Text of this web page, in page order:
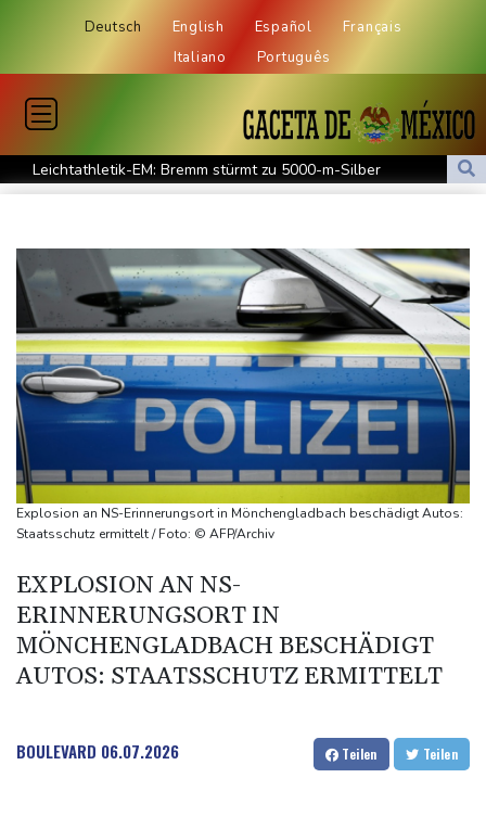
Deutsch English Español
Français
Italiano
Português
Leichtathletik-EM: Bremm stürmt zu 5000-m-Silber
Russische Anti-Kriegs-Partei Jabloko von Parlamentswahl
Tränen bei Lückenkemper: Aus im Halbfinale
30 Jahre nach Mord an Tupac Shakur: Prozess in Las Vegas
begonnen
Mindestens 111 Tote bei schwerem Erdbeben in Kolumbien
Erste deutsche Medaille: Mabry holt EM-Bronze
Mehr als 70 Prozent Englands von Dürre betroffen
Mindestens 111 Tote bei schwerem Erdbeben in Kolumbien -
Katastrophenfall ausgerufen
Trump fordert Entschädigungen vom Iran
Russische Oppositionspartei Jabloko von Parlamentswahl
Explosion an NS-Erinnerungsort in Mönchengladbach beschädigt Autos:
Staatsschutz ermittelt / Foto: © AFP/Archiv
EXPLOSION AN NS-
ERINNERUNGSORT IN
MÖNCHENGLADBACH BESCHÄDIGT
AUTOS: STAATSSCHUTZ ERMITTELT
BOULEVARD 06.07.2026 Teilen Teilen